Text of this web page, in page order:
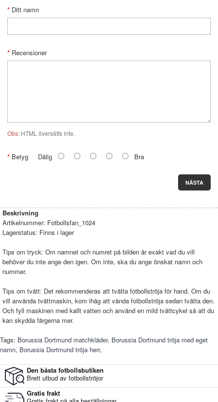
Ditt namn
Recensioner
Obs: HTML översätts inte.
Betyg Dålig Bra
NÄSTA
Beskrivning
Artikelnummer: Fotbollsfan_1024
Lagerstatus: Finns i lager
Tips om tryck: Om namnet och numret på bilden är exakt vad du vill
behöver du inte ange den igen. Om inte, ska du ange önskat namn och
nummer.
Tips om tvätt: Det rekommenderas att tvätta fotbollströja för hand. Om du
vill använda tvättmaskin, kom ihåg att vända fotbollströja sedan tvätta den.
Och fyll maskinen med kallt vatten och använd en mild tvättcykel så att du
kan skydda färgerna mer.
Tags: Borussia Dortmund matchkläder, Borussia Dortmund tröja med eget
namn, Borussia Dortmund tröja herr,
Den bästa fotbollsbutiken
Brett utbud av fotbollströjor
Gratis frakt